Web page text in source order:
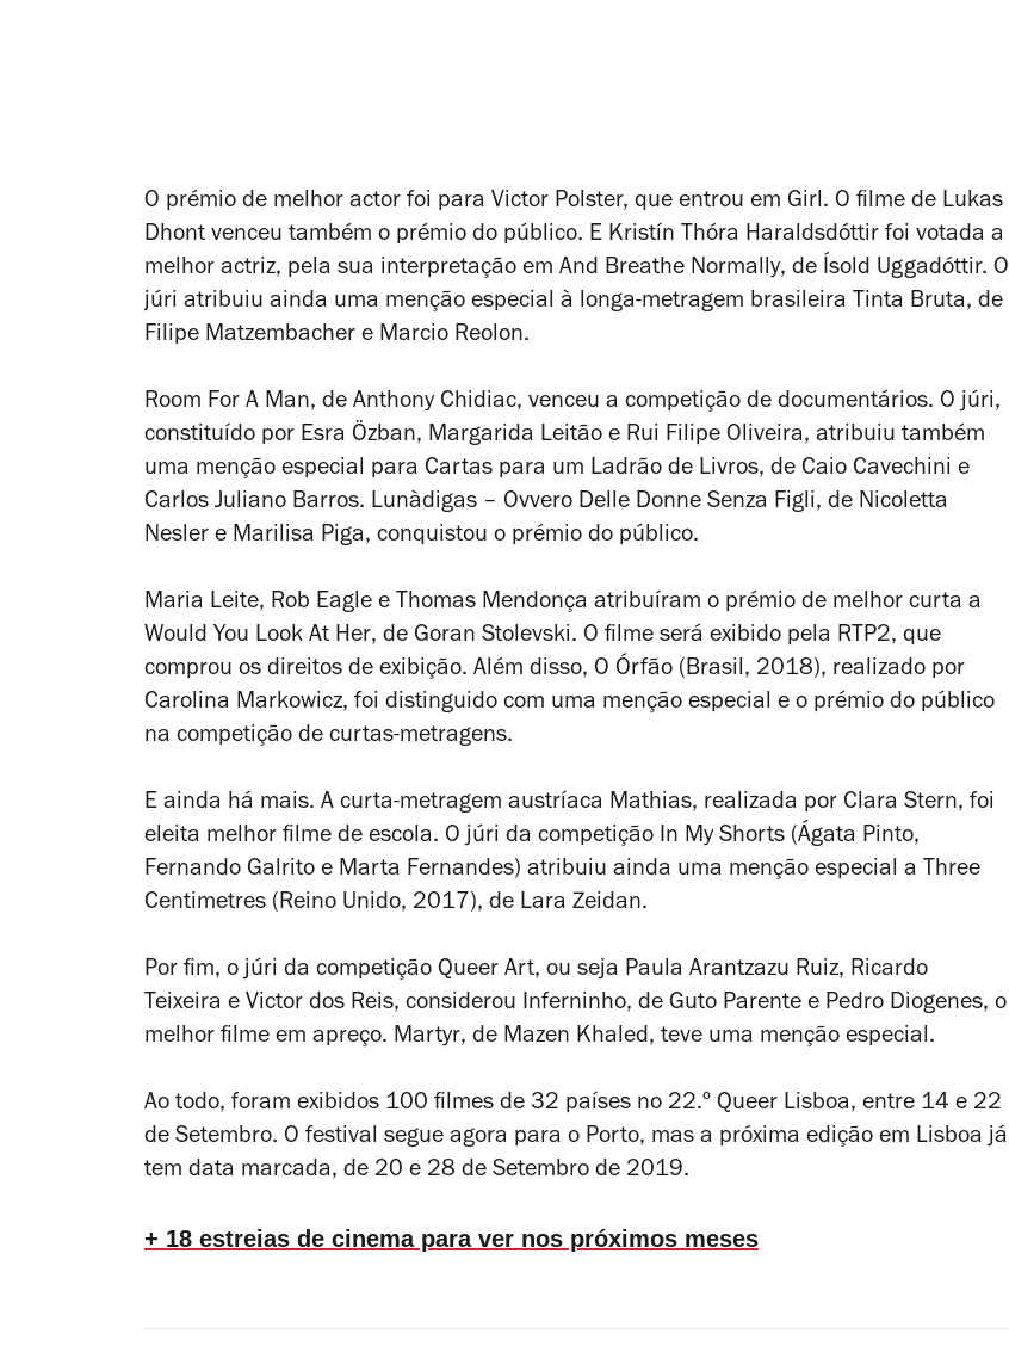
O prémio de melhor actor foi para Victor Polster, que entrou em Girl. O filme de Lukas
Dhont venceu também o prémio do público. E Kristín Thóra Haraldsdóttir foi votada a
melhor actriz, pela sua interpretação em And Breathe Normally, de Ísold Uggadóttir. O
júri atribuiu ainda uma menção especial à longa-metragem brasileira Tinta Bruta, de
Filipe Matzembacher e Marcio Reolon.
Room For A Man, de Anthony Chidiac, venceu a competição de documentários. O júri,
constituído por Esra Özban, Margarida Leitão e Rui Filipe Oliveira, atribuiu também
uma menção especial para Cartas para um Ladrão de Livros, de Caio Cavechini e
Carlos Juliano Barros. Lunàdigas – Ovvero Delle Donne Senza Figli, de Nicoletta
Nesler e Marilisa Piga, conquistou o prémio do público.
Maria Leite, Rob Eagle e Thomas Mendonça atribuíram o prémio de melhor curta a
Would You Look At Her, de Goran Stolevski. O filme será exibido pela RTP2, que
comprou os direitos de exibição. Além disso, O Órfão (Brasil, 2018), realizado por
Carolina Markowicz, foi distinguido com uma menção especial e o prémio do público
na competição de curtas-metragens.
E ainda há mais. A curta-metragem austríaca Mathias, realizada por Clara Stern, foi
eleita melhor filme de escola. O júri da competição In My Shorts (Ágata Pinto,
Fernando Galrito e Marta Fernandes) atribuiu ainda uma menção especial a Three
Centimetres (Reino Unido, 2017), de Lara Zeidan.
Por fim, o júri da competição Queer Art, ou seja Paula Arantzazu Ruiz, Ricardo
Teixeira e Victor dos Reis, considerou Inferninho, de Guto Parente e Pedro Diogenes, o
melhor filme em apreço. Martyr, de Mazen Khaled, teve uma menção especial.
Ao todo, foram exibidos 100 filmes de 32 países no 22.º Queer Lisboa, entre 14 e 22
de Setembro. O festival segue agora para o Porto, mas a próxima edição em Lisboa já
tem data marcada, de 20 e 28 de Setembro de 2019.
+ 18 estreias de cinema para ver nos próximos meses